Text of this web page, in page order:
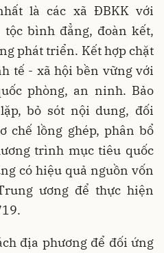
là các xã ĐBKK với
tộc bình đẳng, đoàn kết,
phát triển. Kết hợp chặt
tế - xã hội bền vững với
phòng, an ninh. Bảo
bỏ sót nội dung, đối
chế lồng ghép, phân bổ
trình mục tiêu quốc
có hiệu quả nguồn vốn
ương để thực hiện
địa phương để đối ứng